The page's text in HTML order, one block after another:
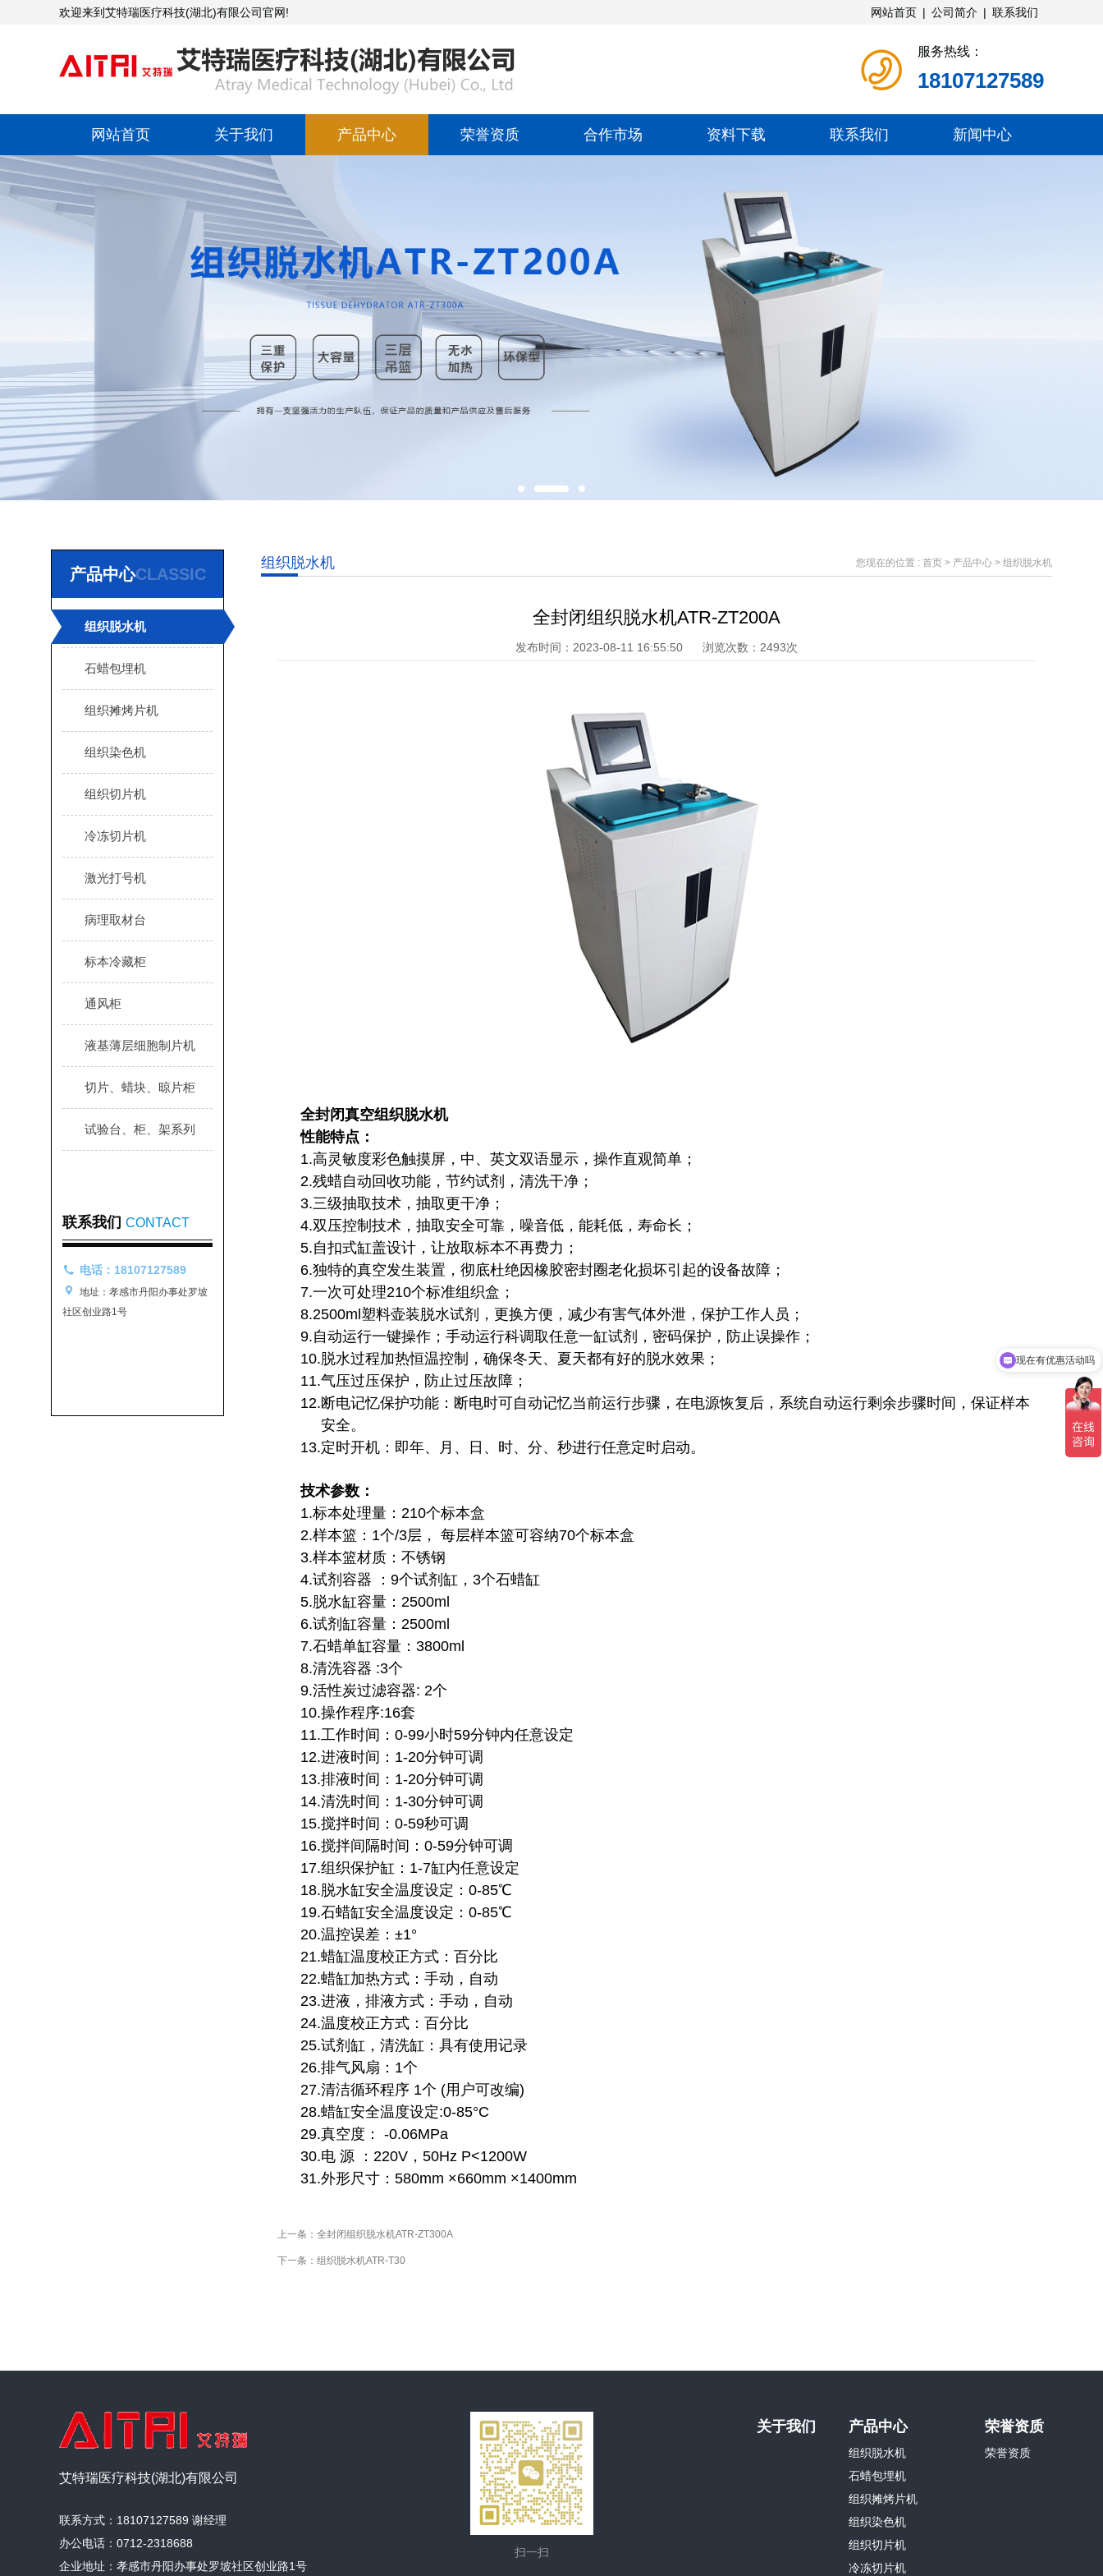
欢迎来到艾特瑞医疗科技(湖北)有限公司官网! 网站首页 | 公司简介 | 联系我们
服务热线：
18107127589
网站首页 关于我们 产品中心 荣誉资质 合作市场 资料下载 联系我们 新闻中心
产品中心CLASSIC
组织脱水机
石蜡包埋机
组织摊烤片机
组织染色机
组织切片机
冷冻切片机
激光打号机
病理取材台
标本冷藏柜
通风柜
液基薄层细胞制片机
切片、蜡块、晾片柜
试验台、柜、架系列
联系我们 CONTACT
电话：18107127589
地址：孝感市丹阳办事处罗坡
社区创业路1号
组织脱水机 您现在的位置 : 首页 > 产品中心 > 组织脱水机
全封闭组织脱水机ATR-ZT200A
发布时间：2023-08-11 16:55:50 浏览次数：2493次
全封闭真空组织脱水机
性能特点：
1.高灵敏度彩色触摸屏，中、英文双语显示，操作直观简单；
2.残蜡自动回收功能，节约试剂，清洗干净；
3.三级抽取技术，抽取更干净；
4.双压控制技术，抽取安全可靠，噪音低，能耗低，寿命长；
5.自扣式缸盖设计，让放取标本不再费力；
6.独特的真空发生装置，彻底杜绝因橡胶密封圈老化损坏引起的设备故障；
7.一次可处理210个标准组织盒；
8.2500ml塑料壶装脱水试剂，更换方便，减少有害气体外泄，保护工作人员；
9.自动运行一键操作；手动运行科调取任意一缸试剂，密码保护，防止误操作；
10.脱水过程加热恒温控制，确保冬天、夏天都有好的脱水效果；
11.气压过压保护，防止过压故障；
12.断电记忆保护功能：断电时可自动记忆当前运行步骤，在电源恢复后，系统自动运行剩余步骤时间，保证样本
安全。
13.定时开机：即年、月、日、时、分、秒进行任意定时启动。
技术参数：
1.标本处理量：210个标本盒
2.样本篮：1个/3层， 每层样本篮可容纳70个标本盒
3.样本篮材质：不锈钢
4.试剂容器 ：9个试剂缸，3个石蜡缸
5.脱水缸容量：2500ml
6.试剂缸容量：2500ml
7.石蜡单缸容量：3800ml
8.清洗容器 :3个
9.活性炭过滤容器: 2个
10.操作程序:16套
11.工作时间：0-99小时59分钟内任意设定
12.进液时间：1-20分钟可调
13.排液时间：1-20分钟可调
14.清洗时间：1-30分钟可调
15.搅拌时间：0-59秒可调
16.搅拌间隔时间：0-59分钟可调
17.组织保护缸：1-7缸内任意设定
18.脱水缸安全温度设定：0-85℃
19.石蜡缸安全温度设定：0-85℃
20.温控误差：±1°
21.蜡缸温度校正方式：百分比
22.蜡缸加热方式：手动，自动
23.进液，排液方式：手动，自动
24.温度校正方式：百分比
25.试剂缸，清洗缸：具有使用记录
26.排气风扇：1个
27.清洁循环程序 1个 (用户可改编)
28.蜡缸安全温度设定:0-85°C
29.真空度： -0.06MPa
30.电 源 ：220V，50Hz P<1200W
31.外形尺寸：580mm ×660mm ×1400mm
上一条： 全封闭组织脱水机ATR-ZT300A
下一条： 组织脱水机ATR-T30
艾特瑞医疗科技(湖北)有限公司
联系方式：18107127589 谢经理
办公电话：0712-2318688
企业地址：孝感市丹阳办事处罗坡社区创业路1号
扫一扫
关于我们 产品中心
组织脱水机
石蜡包埋机
组织摊烤片机
组织染色机
组织切片机
冷冻切片机
荣誉资质
荣誉资质
可以介绍下你们的产品么